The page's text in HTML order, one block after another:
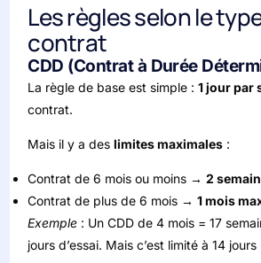
Les règles selon le
contrat
CDD (Contrat à Durée
La règle de base est simple :1 jour par
contrat.
Mais il y a deslimites maximales :
Contrat de 6 mois ou moins →2
Contrat de plus de 6 mois →1 mois
Exemple : Un CDD de 4 mois = 17
jours d’essai. Mais c’est limité à 14